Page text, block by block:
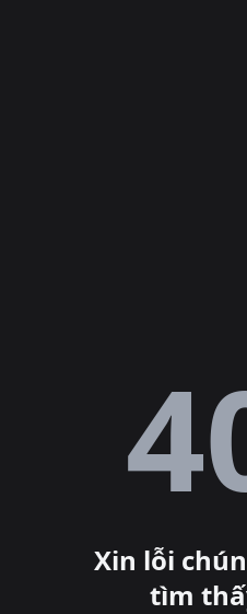
Xin lỗi
tìm